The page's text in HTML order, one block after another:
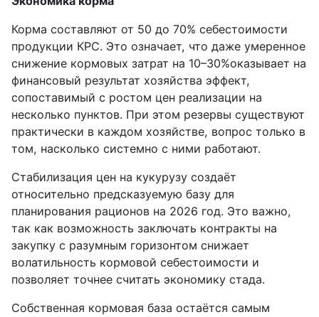
Корма составляют от 50 до 70% себестоимости
продукции КРС. Это означает, что даже умеренное
снижение кормовых затрат на 10–30%оказывает на
финансовый результат хозяйства эффект,
сопоставимый с ростом цен реализации на
несколько пунктов. При этом резервы существуют
практически в каждом хозяйстве, вопрос только в
том, насколько системно с ними работают.
Стабилизация цен на кукурузу создаёт
относительно предсказуемую базу для
планирования рационов на 2026 год. Это важно,
так как возможность заключать контракты на
закупку с разумным горизонтом снижает
волатильность кормовой себестоимости и
позволяет точнее считать экономику стада.
Собственная кормовая база остаётся самым